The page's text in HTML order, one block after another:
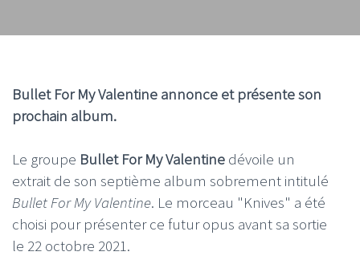
Bullet For My Valentine annonce et présente son
prochain album.
Le groupe Bullet For My Valentine dévoile un
extrait de son septième album sobrement intitulé
Bullet For My Valentine. Le morceau "Knives" a été
choisi pour présenter ce futur opus avant sa sortie
le 22 octobre 2021.